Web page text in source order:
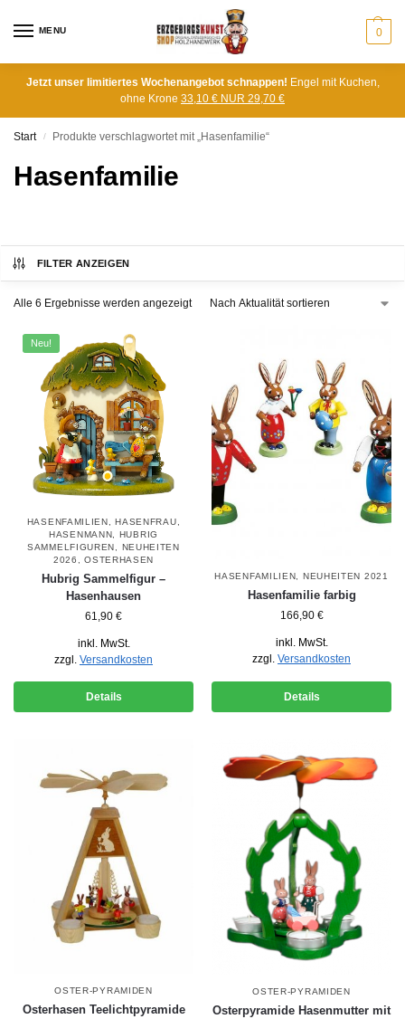
MENU 0
Jetzt unser limitiertes Wochenangebot schnappen! Engel mit Kuchen,
ohne Krone 33,10 € NUR 29,70 €
Start / Produkte verschlagwortet mit „Hasenfamilie“
Hasenfamilie
FILTER ANZEIGEN
Alle 6 Ergebnisse werden angezeigt
Neu!
HASENFAMILIEN ,HASENFRAU
HASENMANN
HUBRIG
SAMMELFIGUREN
NEUHEITEN
2026
,OSTERHASEN
Hubrig Sammelfigur –
Hasenhausen
61,90 €
inkl. MwSt.
zzgl. Versandkosten
Details
HASENFAMILIEN NEUHEITEN 2021
Hasenfamilie farbig
166,90 €
inkl. MwSt.
zzgl. Versandkosten
Details
OSTER-PYRAMIDEN
Osterhasen Teelichtpyramide
OSTER-PYRAMIDEN
Osterpyramide Hasenmutter mit